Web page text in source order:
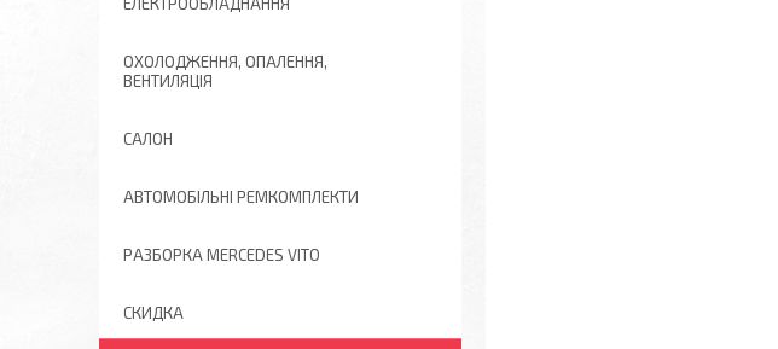
ОХОЛОДЖЕННЯ, ОПАЛЕННЯ,
ВЕНТИЛЯЦІЯ
САЛОН
АВТОМОБІЛЬНІ РЕМКОМПЛЕКТИ
РАЗБОРКА MERCEDES VITO
СКИДКА